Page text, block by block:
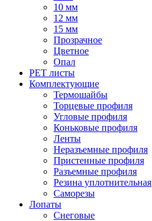
10 мм
12 мм
15 мм
Прозрачное
Цветное
Опал
PET листы
Комплектующие
Термошайбы
Торцевые профиля
Угловые профиля
Коньковые профиля
Ленты
Неразъемные профиля
Пристенные профиля
Разъемные профиля
Резина уплотнительная
Саморезы
Лопаты
Снеговые